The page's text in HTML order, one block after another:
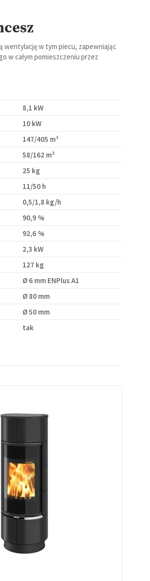
wentylację w tym piecu, zapewniając
w całym pomieszczeniu przez
8,1 kW
10 kW
147/405 m³
58/162 m²
25 kg
11/50 h
0,5/1,8 kg/h
90,9 %
92,6 %
2,3 kW
127 kg
Ø 6 mm ENPlus A1
Ø 80 mm
Ø 50 mm
tak